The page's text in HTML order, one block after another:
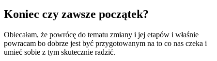
Koniec czy zawsze początek?
Obiecałam, że powrócę do tematu zmiany i jej etapów i właśnie
powracam bo dobrze jest być przygotowanym na to co nas czeka i
umieć sobie z tym skutecznie radzić.